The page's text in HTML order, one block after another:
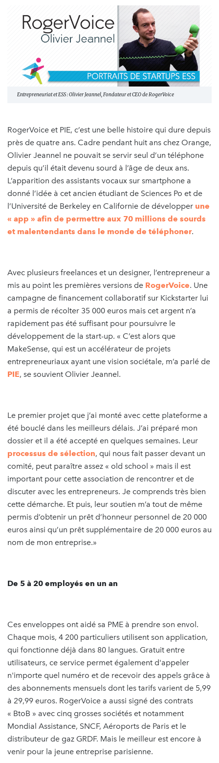
Entrepreneuriat et ESS : Olivier Jeannel, Fondateur et CEO de RogerVoice
RogerVoice et PIE, c’est une belle histoire qui dure depuis
près de quatre ans. Cadre pendant huit ans chez Orange,
Olivier Jeannel ne pouvait se servir seul d’un téléphone
depuis qu’il était devenu sourd à l’âge de deux ans.
L’apparition des assistants vocaux sur smartphone a
donné l’idée à cet ancien étudiant de Sciences Po et de
l’Université de Berkeley en Californie de développer une
« app » afin de permettre aux 70 millions de sourds
et malentendants dans le monde de téléphoner.
Avec plusieurs freelances et un designer, l’entrepreneur a
mis au point les premières versions de RogerVoice. Une
campagne de financement collaboratif sur Kickstarter lui
a permis de récolter 35 000 euros mais cet argent n’a
rapidement pas été suffisant pour poursuivre le
développement de la start-up. « C’est alors que
MakeSense, qui est un accélérateur de projets
entrepreneuriaux ayant une vision sociétale, m’a parlé de
PIE, se souvient Olivier Jeannel.
Le premier projet que j’ai monté avec cette plateforme a
été bouclé dans les meilleurs délais. J’ai préparé mon
dossier et il a été accepté en quelques semaines. Leur
processus de sélection, qui nous fait passer devant un
comité, peut paraître assez « old school » mais il est
important pour cette association de rencontrer et de
discuter avec les entrepreneurs. Je comprends très bien
cette démarche. Et puis, leur soutien m’a tout de même
permis d’obtenir un prêt d’honneur personnel de 20 000
euros ainsi qu’un prêt supplémentaire de 20 000 euros au
nom de mon entreprise.»
De 5 à 20 employés en un an
Ces enveloppes ont aidé sa PME à prendre son envol.
Chaque mois, 4 200 particuliers utilisent son application,
qui fonctionne déjà dans 80 langues. Gratuit entre
utilisateurs, ce service permet également d'appeler
n'importe quel numéro et de recevoir des appels grâce à
des abonnements mensuels dont les tarifs varient de 5,99
à 29,99 euros. RogerVoice a aussi signé des contrats
« BtoB » avec cinq grosses sociétés et notamment
Mondial Assistance, SNCF, Aéroports de Paris et le
distributeur de gaz GRDF. Mais le meilleur est encore à
venir pour la jeune entreprise parisienne.